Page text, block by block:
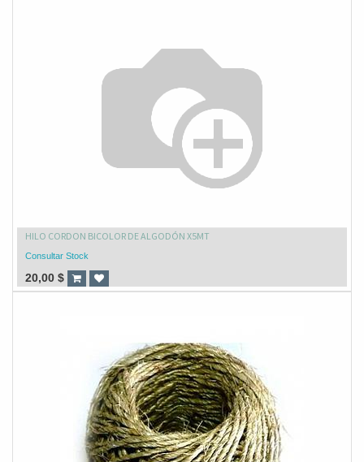
HILO CORDON BICOLOR DE ALGODÓN X5MT
Consultar Stock
20,00 $